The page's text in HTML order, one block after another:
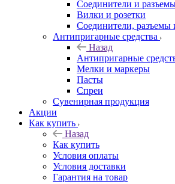
Соединители и
Вилки и розетки
Соединители, разъемы
Антипригарные средства
Назад
Антипригарные
Мелки и маркеры
Пасты
Спреи
Сувенирная продукция
Акции
Как купить
Назад
Как купить
Условия оплаты
Условия доставки
Гарантия на товар